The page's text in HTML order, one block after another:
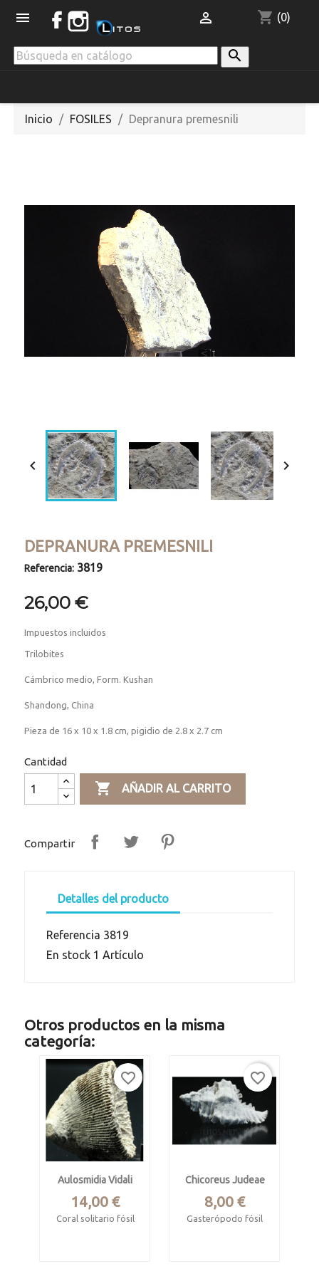
 shopping_cart (0)


Inicio FOSILES Depranura premesnili
 
DEPRANURA PREMESNILI
Referencia: 3819
26,00 €
Impuestos incluidos
Trilobites
Cámbrico medio, Form. Kushan
Shandong, China
Pieza de 16 x 10 x 1.8 cm, pigidio de 2.8 x 2.7 cm
Cantidad
 AÑADIR AL CARRITO
Compartir
Detalles del producto
Referencia 3819
En stock 1 Artículo
Otros productos en la misma
categoría:
Aulosmidia Vidali
Precio
14,00 €
Coral solitario fósil
favorite_border
Chicoreus Judeae
Precio
8,00 €
Gasterópodo fósil
favorite_border